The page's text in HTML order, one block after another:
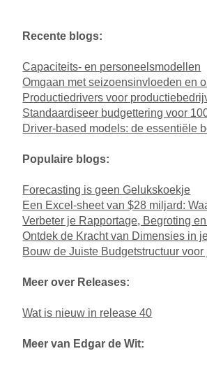
Recente blogs:
Capaciteits- en personeelsmodellen
Omgaan met seizoensinvloeden en
Productiedrivers voor
Standaardiseer budgettering voor
Driver-based models: de essentiële
Populaire blogs:
Forecasting is geen Gelukskoekje
Een Excel-sheet van $28 miljard:
Verbeter je Rapportage, Begroting
Ontdek de Kracht van Dimensies in
Bouw de Juiste Budgetstructuur
Meer over Releases:
Wat is nieuw in release 40
Meer van Edgar de Wit: